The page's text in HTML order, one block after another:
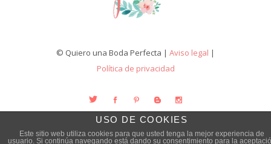
© Quiero una Boda Perfecta | Aviso legal |
Política de privacidad
USO DE COOKIES
Este sitio web utiliza cookies para que usted tenga la mejor experiencia de
usuario. Si continúa navegando está dando su consentimiento para la